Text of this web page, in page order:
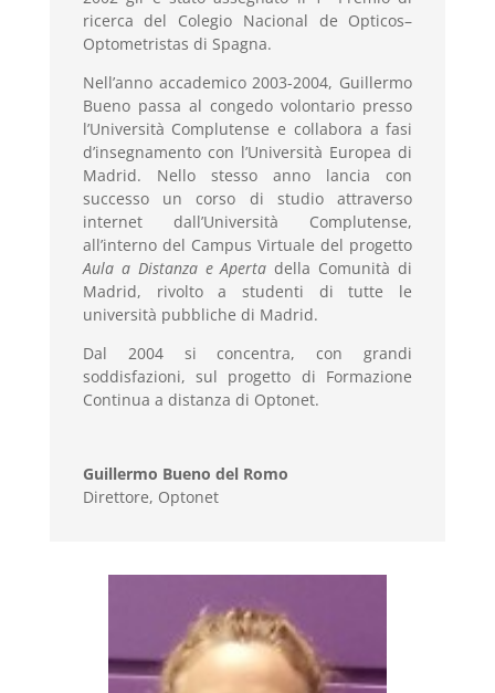
ricerca del Colegio Nacional de Opticos–
Optometristas di Spagna.
Nell’anno accademico 2003-2004, Guillermo
Bueno passa al congedo volontario presso
l’Università Complutense e collabora a fasi
d’insegnamento con l’Università Europea di
Madrid. Nello stesso anno lancia con
successo un corso di studio attraverso
internet dall’Università Complutense,
all’interno del Campus Virtuale del progetto
Aula a Distanza e Aperta della Comunità di
Madrid, rivolto a studenti di tutte le
università pubbliche di Madrid.
Dal 2004 si concentra, con grandi
soddisfazioni, sul progetto di Formazione
Continua a distanza di Optonet.
Guillermo Bueno del Romo
Direttore, Optonet